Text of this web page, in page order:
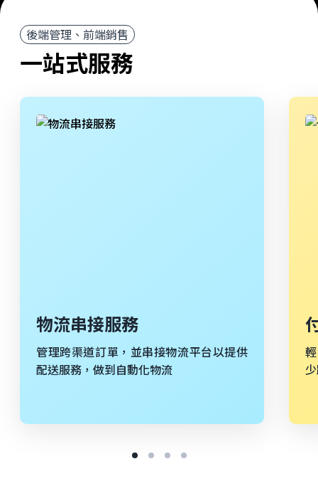
後端管理、前端銷售
一站式服務
物流串接服務
管理跨渠道訂單，並串接物流平台以提供
配送服務，做到自動化物流